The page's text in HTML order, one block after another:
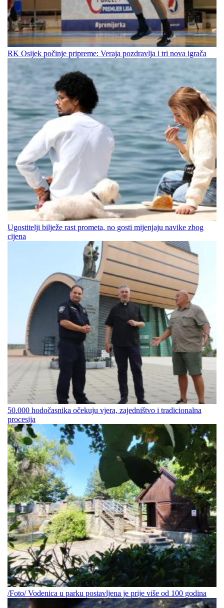
RK Osijek počinje pripreme: Veraja pozdravlja i tri nova igrača
Ugostitelji bilježe rast prometa, no gosti mijenjaju navike zbog
cijena
50.000 hodočasnika očekuju vjera, zajedništvo i tradicionalna
procesija
/Foto/ Vodenica u parku postavljena je prije više od 100 godina